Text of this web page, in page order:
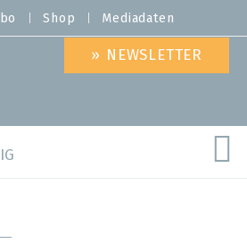
Shop Mediadaten
» NEWSLETTER